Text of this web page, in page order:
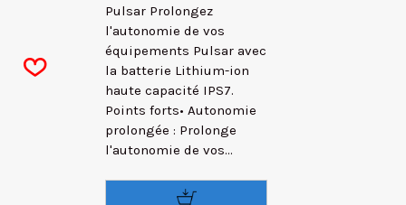
Pulsar Prolongez
l'autonomie de vos
équipements Pulsar avec
la batterie Lithium-ion
haute capacité IPS7.
Points forts• Autonomie
prolongée : Prolonge
l'autonomie de vos...